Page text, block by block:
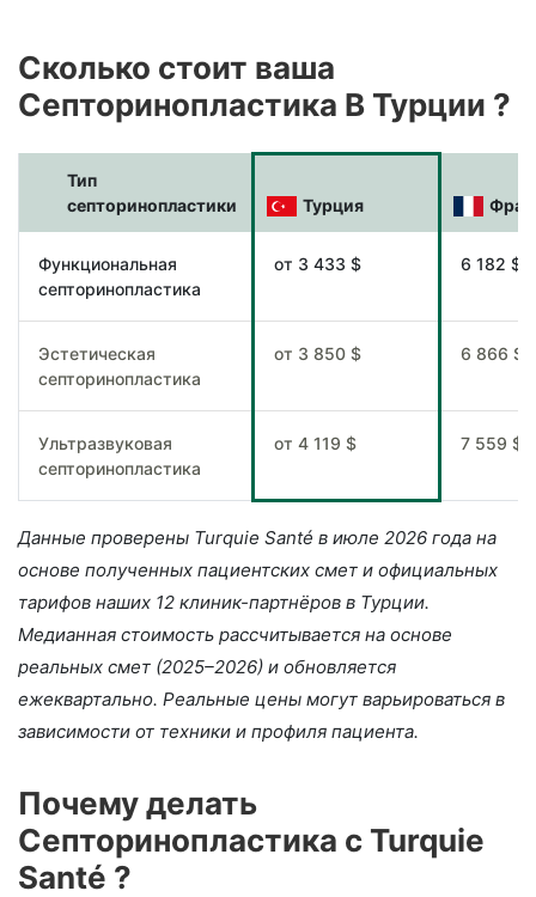
Сколько стоит ваша
Септоринопластика В Турции ?
Тип
септоринопластики
Турция
Функциональная
септоринопластика
от 3 433 $ 6 182 $
Эстетическая
септоринопластика
от 3 850 $ 6 866 $
Ультразвуковая
септоринопластика
от 4 119 $ 7 559 $
Данные проверены Turquie Santé в июле 2026 года на
основе полученных пациентских смет и официальных
тарифов наших 12 клиник-партнёров в Турции.
Медианная стоимость рассчитывается на основе
реальных смет (2025–2026) и обновляется
ежеквартально. Реальные цены могут варьироваться в
зависимости от техники и профиля пациента.
Почему делать
Септоринопластика c Turquie
Santé ?